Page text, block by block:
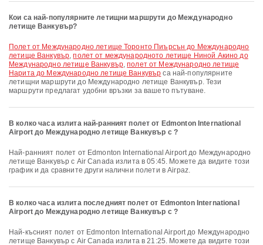
Кои са най-популярните летищни маршрути до Международно
летище Ванкувър?
полет от Международно летище Торонто Пиърсън до Международно
летище Ванкувър,полет от международното летище Ниной Акино до
Международно летище Ванкувър,полет от Международно летище
Нарита до Международно летище Ванкувър са най-популярните
летищни маршрути до Международно летище Ванкувър. Тези
маршрути предлагат удобни връзки за вашето пътуване.
В колко часа излита най-ранният полет от Edmonton International
Airport до Международно летище Ванкувър с ?
Най-ранният полет от Edmonton International Airport до Международно
летище Ванкувър с Air Canada излита в 05:45. Можете да видите този
график и да сравните други налични полети в Airpaz.
В колко часа излита последният полет от Edmonton International
Airport до Международно летище Ванкувър с ?
Най-късният полет от Edmonton International Airport до Международно
летище Ванкувър с Air Canada излита в 21:25. Можете да видите този